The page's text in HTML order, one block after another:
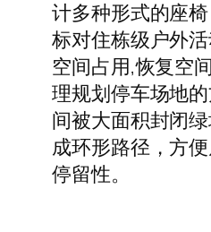
计多种形式的座
标对住栋级户外
空间占用,恢复空
理规划停车场地
间被大面积封闭
成环形路径，方
停留性。